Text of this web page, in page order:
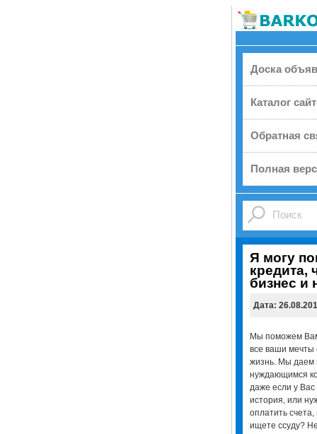
Доска
Каталог
Обратная
Полная
Я могу
кредита,
бизнес и
Дата:
Мы поможем
все ваши мечты
жизнь. Мы даем
нуждающимся
даже если у Вас
история, или
оплатить
ищете ссуду?